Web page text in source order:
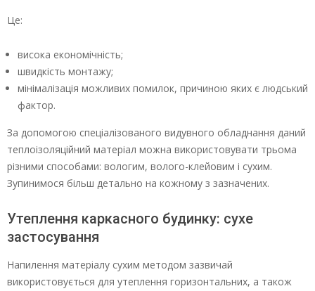
Це:
висока економічність;
швидкість монтажу;
мінімалізація можливих помилок, причиною яких є людський
фактор.
За допомогою спеціалізованого видувного обладнання даний
теплоізоляційний матеріал можна використовувати трьома
різними способами: вологим, волого-клейовим і сухим.
Зупинимося більш детально на кожному з зазначених.
Утеплення каркасного будинку: сухе
застосування
Напилення матеріалу сухим методом зазвичай
використовується для утеплення горизонтальних, а також